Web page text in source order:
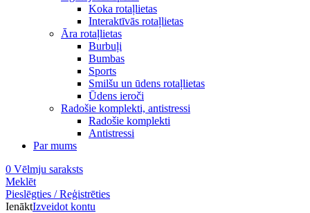
Koka rotaļlietas
Interaktīvās rotaļlietas
Āra rotaļlietas
Burbuļi
Bumbas
Sports
Smilšu un ūdens rotaļlietas
Ūdens ieroči
Radošie komplekti, antistressi
Radošie komplekti
Antistressi
Par mums
0 Vēlmju saraksts
Meklēt
Pieslēgties / Reģistrēties
IenāktIzveidot kontu